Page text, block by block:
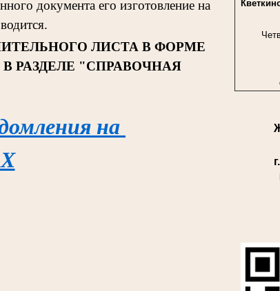
г.
документа его изготовление на
ЛИСТА В ФОРМЕ
РАЗДЕЛЕ "СПРАВОЧНАЯ
на